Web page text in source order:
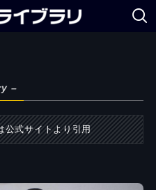
–
公式サイトより引用